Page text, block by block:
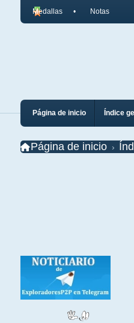
Medallas Notas
Página de inicio Índice
Página de inicio